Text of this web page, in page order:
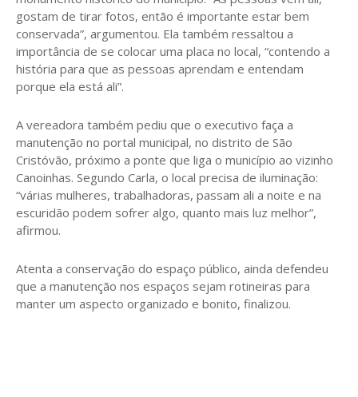
gostam de tirar fotos, então é importante estar bem
conservada”, argumentou. Ela também ressaltou a
importância de se colocar uma placa no local, “contendo a
história para que as pessoas aprendam e entendam
porque ela está ali”.
A vereadora também pediu que o executivo faça a
manutenção no portal municipal, no distrito de São
Cristóvão, próximo a ponte que liga o município ao vizinho
Canoinhas. Segundo Carla, o local precisa de iluminação:
“várias mulheres, trabalhadoras, passam ali a noite e na
escuridão podem sofrer algo, quanto mais luz melhor”,
afirmou.
Atenta a conservação do espaço público, ainda defendeu
que a manutenção nos espaços sejam rotineiras para
manter um aspecto organizado e bonito, finalizou.